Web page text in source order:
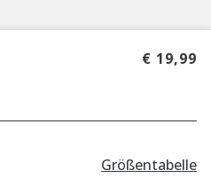
€ 19,99
Größentabelle